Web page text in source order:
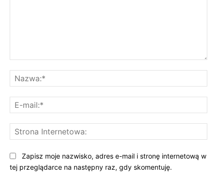
Zapisz moje nazwisko, adres e-mail i stronę internetową w
tej przeglądarce na następny raz, gdy skomentuję.